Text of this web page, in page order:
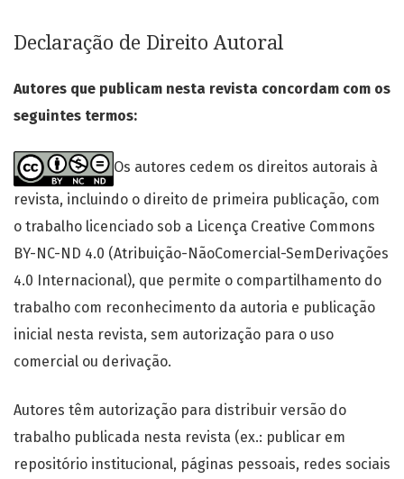
Declaração de Direito Autoral
Autores que publicam nesta revista concordam com os
seguintes termos:
Os autores cedem os direitos autorais à
revista, incluindo o direito de primeira publicação, com
o trabalho licenciado sob a Licença Creative Commons
BY-NC-ND 4.0 (Atribuição-NãoComercial-SemDerivações
4.0 Internacional), que permite o compartilhamento do
trabalho com reconhecimento da autoria e publicação
inicial nesta revista, sem autorização para o uso
comercial ou derivação.
Autores têm autorização para distribuir versão do
trabalho publicada nesta revista (ex.: publicar em
repositório institucional, páginas pessoais, redes sociais